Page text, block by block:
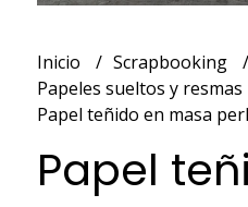
Inicio
Scrapbooking
Papeles sueltos y resmas
Papel teñido en masa
Papel